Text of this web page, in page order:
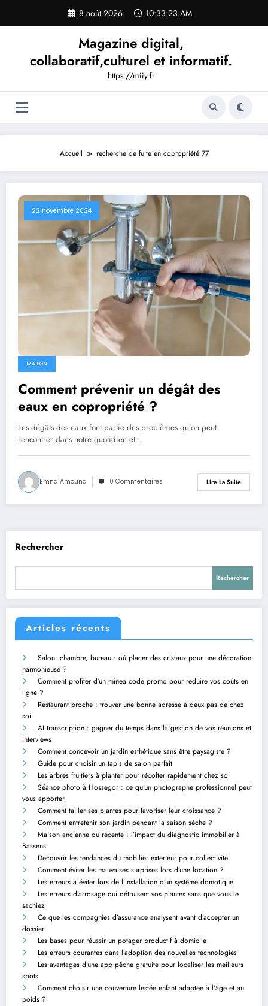
contenu
8 août 2026 10:33:24 AM
Magazine digital,
collaboratif,culturel et informatif.
https://miiy.fr
Accueil recherche de fuite en copropriété 77
22 novembre 2024
MAISON
Comment prévenir un dégât des
eaux en copropriété ?
Les dégâts des eaux font partie des problèmes qu’on peut
rencontrer dans notre quotidien et…
Emna Amouna 0 Commentaires Lire La Suite
Rechercher
Rechercher
Articles récents
Salon, chambre, bureau : où placer des cristaux pour une décoration
harmonieuse ?
Comment profiter d’un minea code promo pour réduire vos coûts en
ligne ?
Restaurant proche : trouver une bonne adresse à deux pas de chez
soi
AI transcription : gagner du temps dans la gestion de vos réunions et
interviews
Comment concevoir un jardin esthétique sans être paysagiste ?
Guide pour choisir un tapis de salon parfait
Les arbres fruitiers à planter pour récolter rapidement chez soi
Séance photo à Hossegor : ce qu’un photographe professionnel peut
vous apporter
Comment tailler ses plantes pour favoriser leur croissance ?
Comment entretenir son jardin pendant la saison sèche ?
Maison ancienne ou récente : l’impact du diagnostic immobilier à
Bassens
Découvrir les tendances du mobilier extérieur pour collectivité
Comment éviter les mauvaises surprises lors d’une location ?
Les erreurs à éviter lors de l’installation d’un système domotique
Les erreurs d’arrosage qui détruisent vos plantes sans que vous le
sachiez
Ce que les compagnies d’assurance analysent avant d’accepter un
dossier
Les bases pour réussir un potager productif à domicile
Les erreurs courantes dans l’adoption des nouvelles technologies
Les avantages d’une app pêche gratuite pour localiser les meilleurs
spots
Comment choisir une couverture lestée enfant adaptée à l’âge et au
poids ?